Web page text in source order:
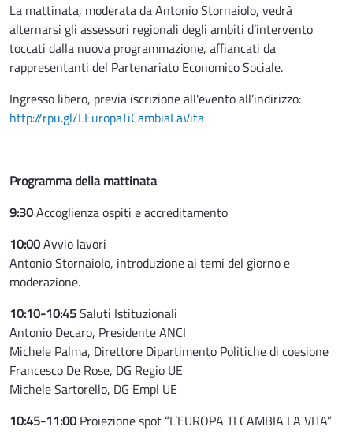
La mattinata, moderata da Antonio Stornaiolo, vedrà
alternarsi gli assessori regionali degli ambiti d’intervento
toccati dalla nuova programmazione, affiancati da
rappresentanti del Partenariato Economico Sociale.
Ingresso libero, previa iscrizione all'evento all’indirizzo:
http://rpu.gl/LEuropaTiCambiaLaVita
Programma della mattinata
9:30Accoglienza ospiti e accreditamento
10:00Avvio lavori
Antonio Stornaiolo, introduzione ai temi del giorno e
moderazione.
10:10-10:45Saluti Istituzionali
Antonio Decaro, Presidente ANCI
Michele Palma, Direttore Dipartimento Politiche di coesione
Francesco De Rose, DG Regio UE
Michele Sartorello, DG Empl UE
10:45-11:00 Proiezione spot “L’EUROPA TI CAMBIA LA VITA”